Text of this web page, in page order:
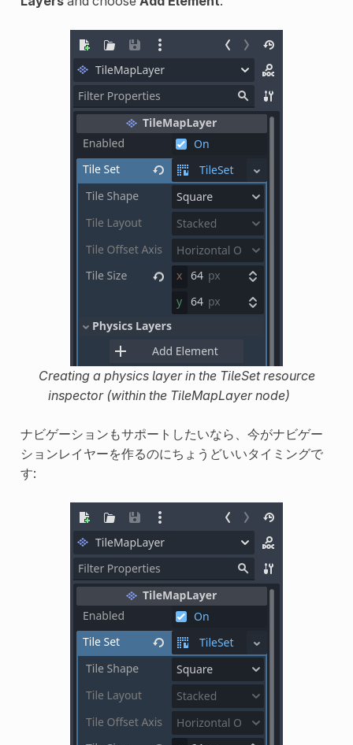
Creating a physics layer in the TileSet resource
inspector (within the TileMapLayer node)
ナビゲーションもサポートしたいなら、今がナビゲー
ションレイヤーを作るのにちょうどいいタイミングで
す: